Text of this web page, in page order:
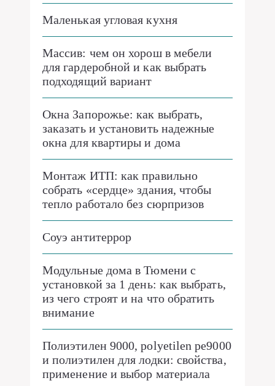
Маленькая угловая кухня
Массив: чем он хорош в мебели
для гардеробной и как выбрать
подходящий вариант
Окна Запорожье: как выбрать,
заказать и установить надежные
окна для квартиры и дома
Монтаж ИТП: как правильно
собрать «сердце» здания, чтобы
тепло работало без сюрпризов
Соуэ антитеррор
Модульные дома в Тюмени с
установкой за 1 день: как выбрать,
из чего строят и на что обратить
внимание
Полиэтилен 9000, polyetilen pe9000
и полиэтилен для лодки: свойства,
применение и выбор материала